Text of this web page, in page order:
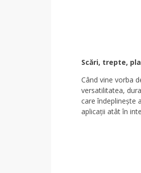
Scări, trepte,
Când vine vorba
versatilitatea,
care îndeplinește
aplicații atât în